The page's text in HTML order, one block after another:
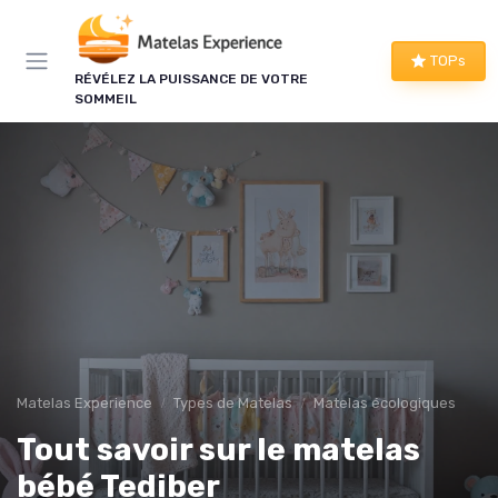
RÉVÉLEZ LA PUISSANCE DE VOTRE
SOMMEIL
TOPs
Matelas Experience Types de Matelas Matelas écologiques
Tout savoir sur le matelas
bébé Tediber
×
LE CLUB MATELAS EXPERIENCE
Mieux dormir, ça commence
ici !
Une à deux fois par semaine, les bons plans literie
que nous avons vérifiés, nos tests en avant-
première et les conseils qui ne tiennent pas dans
un comparatif.
Tests en avant-première
Conseils pratiques Nouveautés filtrées
Panneau de gestion des cookies